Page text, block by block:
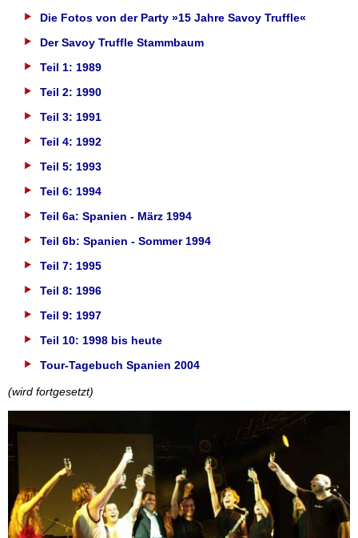
Die Fotos von der Party »15 Jahre Savoy Truffle«
Der Savoy Truffle Stammbaum
Teil 1: 1989
Teil 2: 1990
Teil 3: 1991
Teil 4: 1992
Teil 5: 1993
Teil 6: 1994
Teil 6a: Spanien - März 1994
Teil 6b: Spanien - Sommer 1994
Teil 7: 1995
Teil 8: 1996
Teil 9: 1997
Teil 10: 1998 bis heute
Tour-Tagebuch Spanien 2004
(wird fortgesetzt)